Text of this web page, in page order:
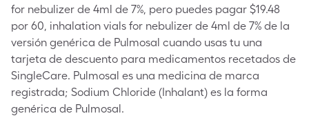
for nebulizer de 4ml de 7%, pero puedes pagar $19.48
por 60, inhalation vials for nebulizer de 4ml de 7% de la
versión genérica de Pulmosal cuando usas tu una
tarjeta de descuento para medicamentos recetados de
SingleCare. Pulmosal es una medicina de marca
registrada; Sodium Chloride (Inhalant) es la forma
genérica de Pulmosal.